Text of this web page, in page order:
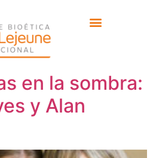
Casti
en la sombra:
y Alan